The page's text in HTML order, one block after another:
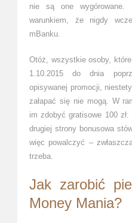
nie są one
warunkiem, że nigdy
mBanku.
Otóż, wszystkie osoby,
1.10.2015 do dnia
opisywanej promocji,
załapać się nie mogą. W
im zdobyć gratisowe 100
drugiej strony bonusowa
więc powalczyć –
trzeba.
Jak zarobić
Money Mania?